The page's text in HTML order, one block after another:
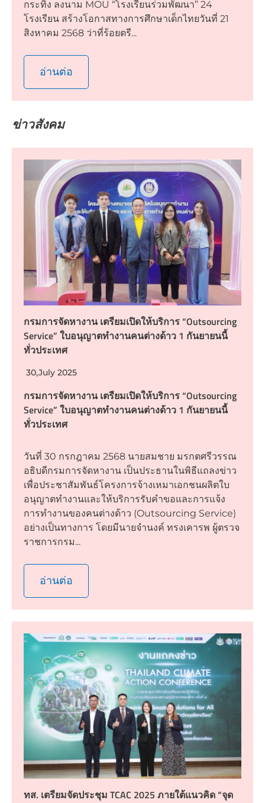
กระทิง ลงนาม MOU “โรงเรียนร่วมพัฒนา” 24
โรงเรียน สร้างโอกาสทางการศึกษาเด็กไทยวันที่ 21
สิงหาคม 2568 ว่าที่ร้อยตรี...
อ่านต่อ
ข่าวสังคม
กรมการจัดหางาน เตรียมเปิดให้บริการ “Outsourcing
Service” ใบอนุญาตทำงานคนต่างด้าว 1 กันยายนนี้
ทั่วประเทศ
30,July 2025
กรมการจัดหางาน เตรียมเปิดให้บริการ “Outsourcing
Service” ใบอนุญาตทำงานคนต่างด้าว 1 กันยายนนี้
ทั่วประเทศ
วันที่ 30 กรกฎาคม 2568 นายสมชาย มรกตศรีวรรณ
อธิบดีกรมการจัดหางาน เป็นประธานในพิธีแถลงข่าว
เพื่อประชาสัมพันธ์โครงการจ้างเหมาเอกชนผลิตใบ
อนุญาตทำงานและให้บริการรับคำขอและการแจ้ง
การทำงานของคนต่างด้าว (Outsourcing Service)
อย่างเป็นทางการ โดยมีนายจำนงค์ ทรงเคารพ ผู้ตรวจ
ราชการกรม...
อ่านต่อ
ทส. เตรียมจัดประชุม TCAC 2025 ภายใต้แนวคิด “จุด